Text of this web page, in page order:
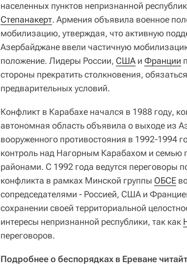
населенных пунктов непризнанной
Степанакерт. Армения объявила военное
мобилизацию, утверждая, что активную
Азербайджане ввели частичную
положение. Лидеры России, США и Франции
стороны прекратить столкновения,
предварительных условий.
Конфликт в Карабахе начался в 1988 году,
автономная область объявила о выходе из
вооруженного противостояния в 1992-1994
контроль над Нагорным Карабахом и семью
районами. С 1992 года ведутся переговоры
конфликта в рамках Минской группы ОБСЕ
сопредседателями - Россией, США и
сохранении своей территориальной
интересы непризнанной республики, так как
переговоров.
Подробнее о беспорядках в Ереване